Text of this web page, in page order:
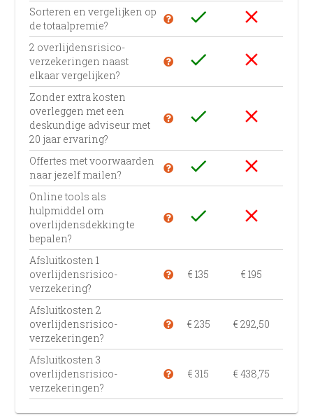
Sorteren en vergelijken op
de totaalpremie?
check close
2 overlijdens­risico­
verzekeringen naast
elkaar vergelijken?
check close
Zonder extra kosten
overleggen met een
deskundige adviseur met
20 jaar ervaring?
check close
Offertes met voorwaarden
naar jezelf mailen?
check close
Online tools als
hulpmiddel om
overlijdensdekking te
bepalen?
check close
Afsluitkosten 1
overlijdens­risico­
verzekering?
€ 135 € 195
Afsluitkosten 2
overlijdens­risico­
verzekeringen?
€ 235 € 292,50
Afsluitkosten 3
overlijdens­risico­
verzekeringen?
€ 315 € 438,75